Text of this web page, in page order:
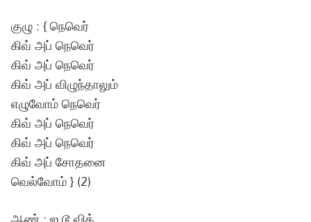
குழு : { நெவெர்
கிவ் அப் நெவெர்
கிவ் அப் நெவெர்
கிவ் அப் விழுந்தாலும்
எழுவோம் நெவெர்
கிவ் அப் நெவெர்
கிவ் அப் நெவெர்
கிவ் அப் சோதனை
வெல்வோம் } (2)